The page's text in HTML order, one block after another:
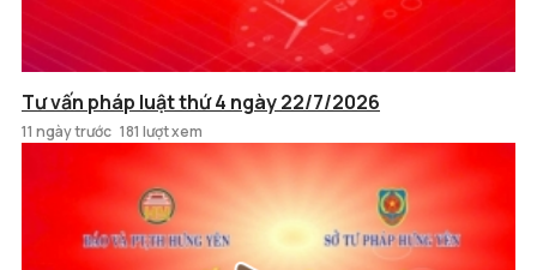
Tư vấn pháp luật thứ 4 ngày 22/7/2026
11 ngày trước 181 lượt xem